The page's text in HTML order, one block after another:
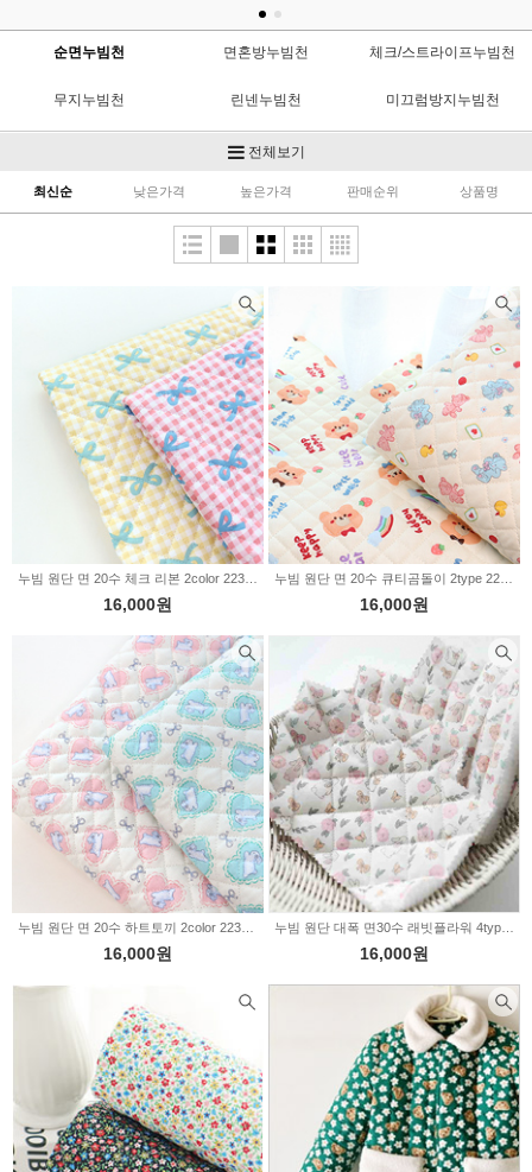
순면누빔천 면혼방누빔천 체크/스트라이프누빔천
무지누빔천 린넨누빔천 미끄럼방지누빔천
도트누빔천
대폭누빔천 공단누빔천 인견/리플누빔천
누빔수공비
전체보기
최신순 낮은가격 높은가격 판매순위 상품명
16,000원 16,000원
16,000원 16,000원